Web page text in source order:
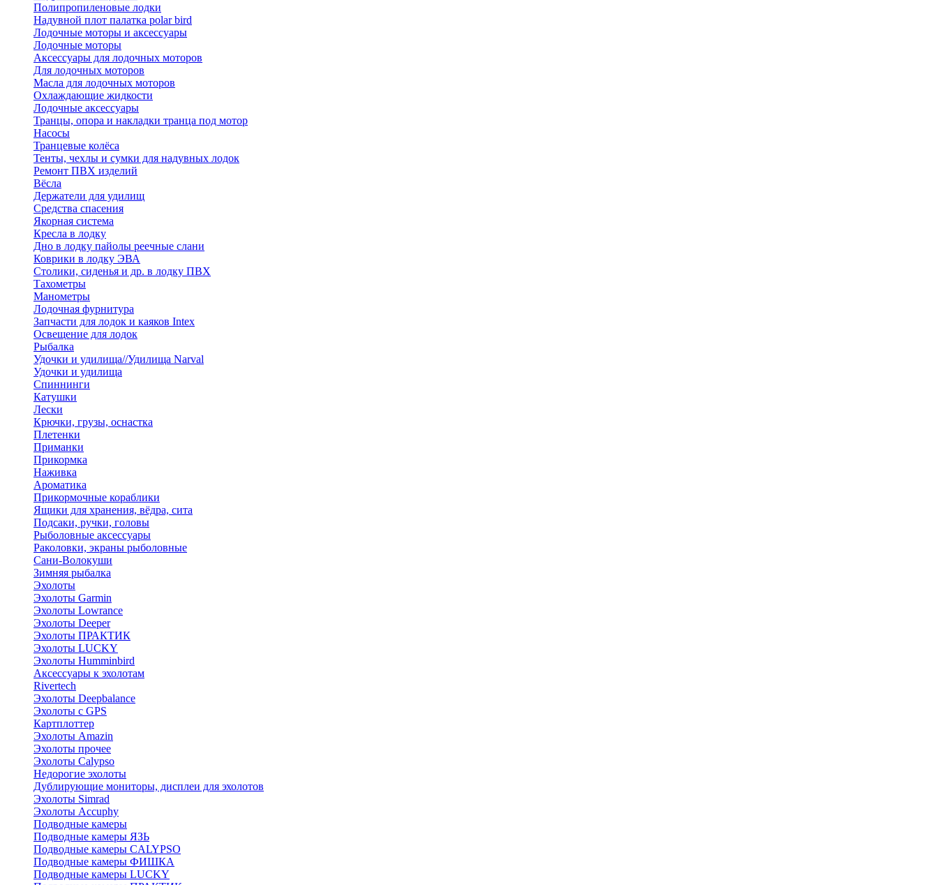
Полипропиленовые лодки
Надувной плот палатка polar bird
Лодочные моторы и аксессуары
Лодочные моторы
Аксессуары для лодочных моторов
Для лодочных моторов
Масла для лодочных моторов
Охлаждающие жидкости
Лодочные аксессуары
Транцы, опора и накладки транца под мотор
Насосы
Транцевые колёса
Тенты, чехлы и сумки для надувных лодок
Ремонт ПВХ изделий
Вёсла
Держатели для удилищ
Средства спасения
Якорная система
Кресла в лодку
Дно в лодку пайолы реечные слани
Коврики в лодку ЭВА
Столики, сиденья и др. в лодку ПВХ
Тахометры
Манометры
Лодочная фурнитура
Запчасти для лодок и каяков Intex
Освещение для лодок
Рыбалка
Удочки и удилища//Удилища Narval
Удочки и удилища
Спиннинги
Катушки
Лески
Крючки, грузы, оснастка
Плетенки
Приманки
Прикормка
Наживка
Ароматика
Прикормочные кораблики
Ящики для хранения, вёдра, сита
Подсаки, ручки, головы
Рыболовные аксессуары
Раколовки, экраны рыболовные
Сани-Волокуши
Зимняя рыбалка
Эхолоты
Эхолоты Garmin
Эхолоты Lowrance
Эхолоты Deeper
Эхолоты ПРАКТИК
Эхолоты LUCKY
Эхолоты Humminbird
Аксессуары к эхолотам
Rivertech
Эхолоты Deepbalance
Эхолоты с GPS
Картплоттер
Эхолоты Amazin
Эхолоты прочее
Эхолоты Calypso
Недорогие эхолоты
Дублирующие мониторы, дисплеи для эхолотов
Эхолоты Simrad
Эхолоты Accuphy
Подводные камеры
Подводные камеры ЯЗЬ
Подводные камеры CALYPSO
Подводные камеры ФИШКА
Подводные камеры LUCKY